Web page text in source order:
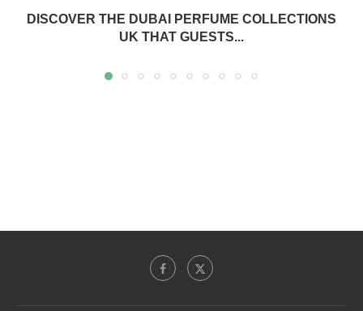
DISCOVER THE DUBAI PERFUME COLLECTIONS
UK THAT GUESTS...